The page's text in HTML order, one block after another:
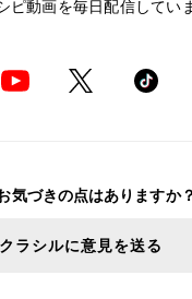
ピ動画を毎日配信してい
気づきの点はありますか？
クラシルに意見を送る